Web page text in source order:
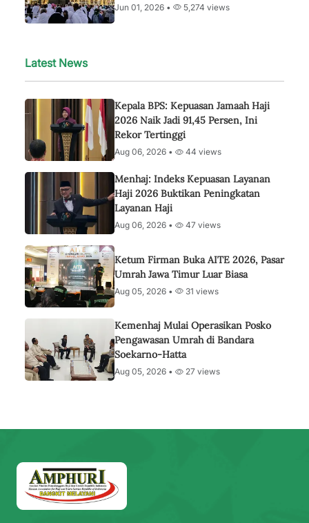
Jun 01, 2026 • 5,274 views
Latest News
Kepala BPS: Kepuasan Jamaah Haji
2026 Naik Jadi 91,45 Persen, Ini
Rekor Tertinggi
Aug 06, 2026 • 44 views
Menhaj: Indeks Kepuasan Layanan
Haji 2026 Buktikan Peningkatan
Layanan Haji
Aug 06, 2026 • 47 views
Ketum Firman Buka AITE 2026, Pasar
Umrah Jawa Timur Luar Biasa
Aug 05, 2026 • 31 views
Kemenhaj Mulai Operasikan Posko
Pengawasan Umrah di Bandara
Soekarno-Hatta
Aug 05, 2026 • 27 views